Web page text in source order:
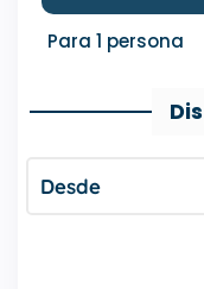
Para 1 persona
Desde